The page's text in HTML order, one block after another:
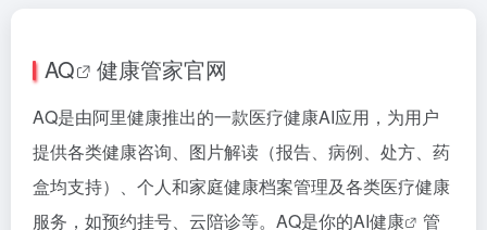
AQ 健康管家官网
AQ是由阿里健康推出的一款医疗健康AI应用，为用户
提供各类健康咨询、图片解读（报告、病例、处方、药
盒均支持）、个人和家庭健康档案管理及各类医疗健康
服务，如预约挂号、云陪诊等。AQ是你的AI健康
管